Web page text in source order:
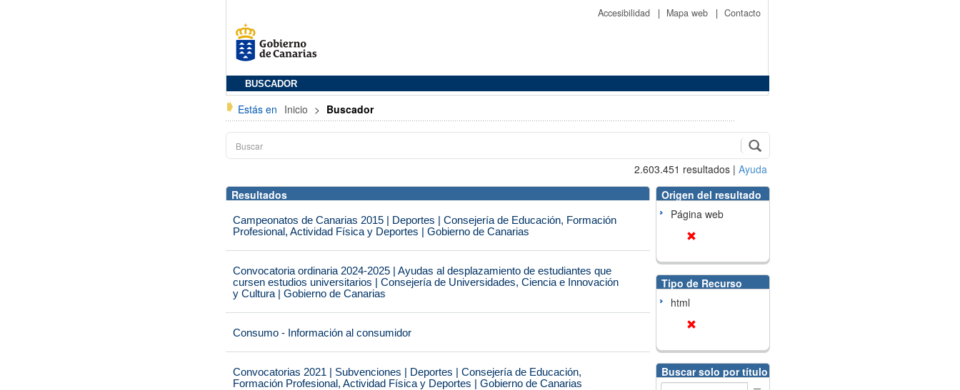
Accesibilidad | Mapa web | Contacto
BUSCADOR
Estás en Inicio > Buscador
2.603.451 resultados | Ayuda
Resultados
Campeonatos de Canarias 2015 | Deportes | Consejería de Educación, Formación
Profesional, Actividad Física y Deportes | Gobierno de Canarias
Convocatoria ordinaria 2024-2025 | Ayudas al desplazamiento de estudiantes que
cursen estudios universitarios | Consejería de Universidades, Ciencia e Innovación
y Cultura | Gobierno de Canarias
Consumo - Información al consumidor
Convocatorias 2021 | Subvenciones | Deportes | Consejería de Educación,
Formación Profesional, Actividad Física y Deportes | Gobierno de Canarias
Origen del resultado
Página web
Tipo de Recurso
html
Buscar solo por título